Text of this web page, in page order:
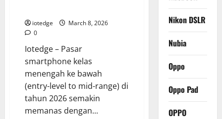
Kesehatan
iotedge
March 8, 2026
0
Iotedge – Pasar
smartphone kelas
menengah ke bawah
(entry-level to mid-range) di
tahun 2026 semakin
memanas dengan...
Nikon DSLR
Nubia
Oppo
Oppo Pad
OPPO